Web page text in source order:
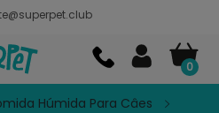
0
Húmida Para Câes
para mascotas
Play